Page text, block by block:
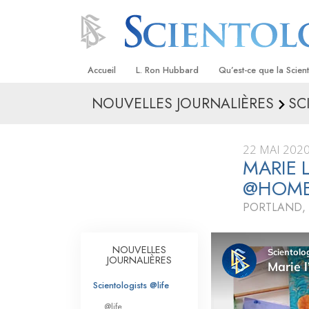
Accueil L. Ron Hubbard Qu’est-ce que la
Croyances et pratiques
Les scientologues et
Rencontrez un
À l’intérieur d’une
Les principes de base
Scientologie
La Dianétique : Une
NOUVELLES JOURNALIÈRES
22 MAI 2020
MARIE
NOUVELLES
JOURNALIÈRES
Scientologists @life